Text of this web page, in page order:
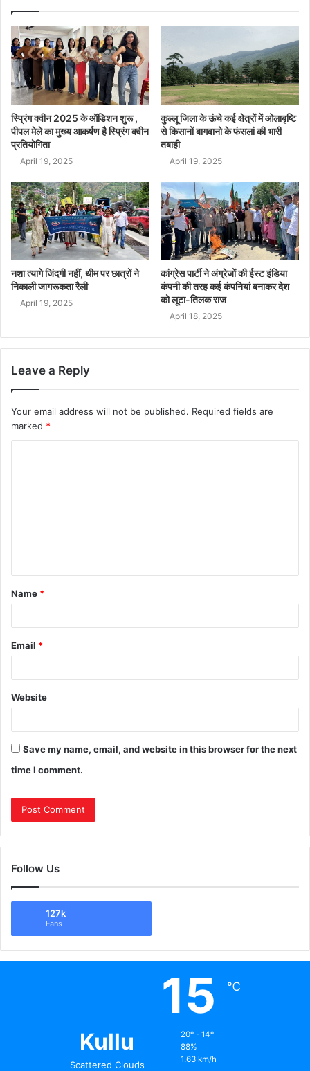
स्प्रिंग क्वीन 2025 के ऑडिशन शुरू ,
पीपल मेले का मुख्य आकर्षण है स्प्रिंग क्वीन
प्रतियोगिता
April 19, 2025
कुल्लू जिला के ऊंचे कई क्षेत्रों में ओलाबृष्टि
से किसानों बागवानो के फंसलां की भारी
तबाही
April 19, 2025
नशा त्यागे जिंदगी नहीं, थीम पर छात्रों ने
निकाली जागरूकता रैली
April 19, 2025
कांग्रेस पार्टी ने अंग्रेजों की ईस्ट इंडिया
कंपनी की तरह कई कंपनियां बनाकर देश
को लूटा-तिलक राज
April 18, 2025
Leave a Reply
Your email address will not be published. Required fields are
marked *
Name *
Email *
Website
Save my name, email, and website in this browser for the next
time I comment.
Follow Us
127k
Fans
Kullu
Scattered Clouds
15 ℃
20º - 14º
88%
1.63 km/h